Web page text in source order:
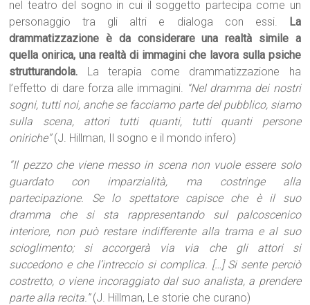
nel teatro del sogno in cui il soggetto partecipa come un
personaggio tra gli altri e dialoga con essi.
La
drammatizzazione è da considerare una realtà simile a
quella onirica, una realtà di immagini che lavora sulla psiche
strutturandola. La terapia come drammatizzazione ha
l’effetto di dare forza alle immagini. “Nel dramma dei nostri
sogni, tutti noi, anche se facciamo parte del pubblico, siamo
sulla scena, attori tutti quanti, tutti quanti persone
oniriche”(J. Hillman, Il sogno e il mondo infero)
“Il pezzo che viene messo in scena non vuole essere solo
guardato con imparzialità, ma costringe alla
partecipazione. Se lo spettatore capisce che è il suo
dramma che si sta rappresentando sul palcoscenico
interiore, non può restare indifferente alla trama e al suo
scioglimento; si accorgerà via via che gli attori si
succedono e che l’intreccio si complica. […] Si sente perciò
costretto, o viene incoraggiato dal suo analista, a prendere
parte alla recita.”(J. Hillman, Le storie che curano)